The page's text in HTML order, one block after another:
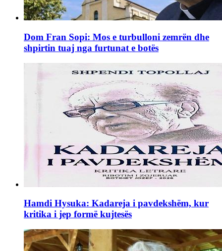
Dom Fran Sopi: Mos e turbulloni zemrën dhe
shpirtin tuaj nga furtunat e botës
Hamdi Hysuka: Kadareja i pavdekshëm, kur
kritika i jep formë kujtesës